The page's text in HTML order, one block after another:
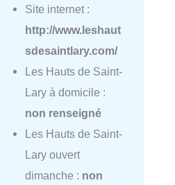
Site internet :
http://www.leshaut
sdesaintlary.com/
Les Hauts de Saint-
Lary à domicile :
non renseigné
Les Hauts de Saint-
Lary ouvert
dimanche : non